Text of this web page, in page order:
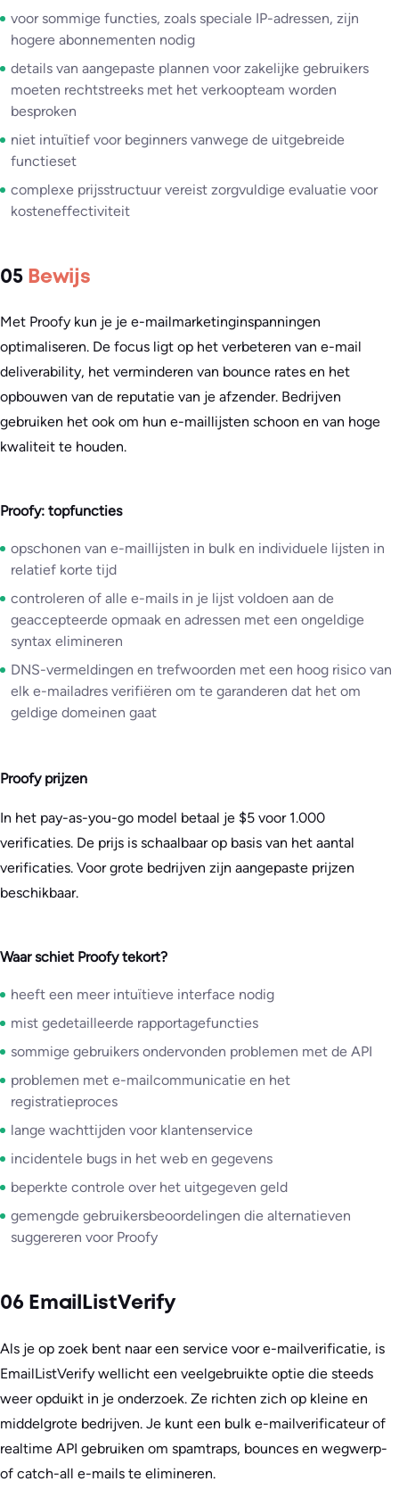
voor sommige functies, zoals speciale IP-adressen, zijn
hogere abonnementen nodig
details van aangepaste plannen voor zakelijke gebruikers
moeten rechtstreeks met het verkoopteam worden
besproken
niet intuïtief voor beginners vanwege de uitgebreide
functieset
complexe prijsstructuur vereist zorgvuldige evaluatie voor
kosteneffectiviteit
05 Bewijs
Met Proofy kun je je e-mailmarketinginspanningen
optimaliseren. De focus ligt op het verbeteren van e-mail
deliverability, het verminderen van bounce rates en het
opbouwen van de reputatie van je afzender. Bedrijven
gebruiken het ook om hun e-maillijsten schoon en van hoge
kwaliteit te houden.
Proofy: topfuncties
opschonen van e-maillijsten in bulk en individuele lijsten in
relatief korte tijd
controleren of alle e-mails in je lijst voldoen aan de
geaccepteerde opmaak en adressen met een ongeldige
syntax elimineren
DNS-vermeldingen en trefwoorden met een hoog risico van
elk e-mailadres verifiëren om te garanderen dat het om
geldige domeinen gaat
Proofy prijzen
In het pay-as-you-go model betaal je $5 voor 1.000
verificaties. De prijs is schaalbaar op basis van het aantal
verificaties. Voor grote bedrijven zijn aangepaste prijzen
beschikbaar.
Waar schiet Proofy tekort?
heeft een meer intuïtieve interface nodig
mist gedetailleerde rapportagefuncties
sommige gebruikers ondervonden problemen met de API
problemen met e-mailcommunicatie en het
registratieproces
lange wachttijden voor klantenservice
incidentele bugs in het web en gegevens
beperkte controle over het uitgegeven geld
gemengde gebruikersbeoordelingen die alternatieven
suggereren voor Proofy
06 EmailListVerify
Als je op zoek bent naar een service voor e-mailverificatie, is
EmailListVerify wellicht een veelgebruikte optie die steeds
weer opduikt in je onderzoek. Ze richten zich op kleine en
middelgrote bedrijven. Je kunt een bulk e-mailverificateur of
realtime API gebruiken om spamtraps, bounces en wegwerp-
of catch-all e-mails te elimineren.